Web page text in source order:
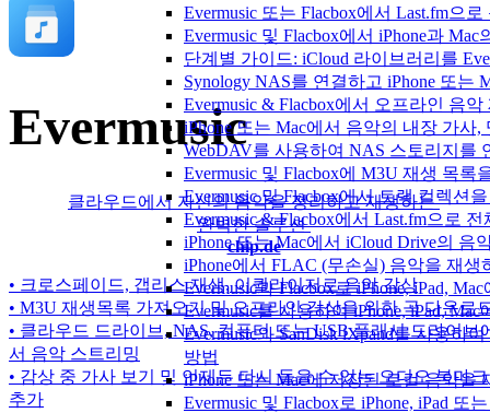
Evermusic 또는 Flacbox에서 Last.fm으
Evermusic 및 Flacbox에서 iPhone과
단계별 가이드: iCloud 라이브러리를
Synology NAS를 연결하고 iPhone 또는
Evermusic & Flacbox에서 오프라인 음
iPhone 또는 Mac에서 음악의 내장 가사
WebDAV를 사용하여 NAS 스토리지를
Evermusic 및 Flacbox에 M3U 재생 목록
Evermusic 및 Flacbox에서 트랙 컬렉션
Evermusic & Flacbox에서 Last.fm으로
iPhone 또는 Mac에서 iCloud Drive의 음
iPhone에서 FLAC (무손실) 음악을 재생
Evermusic과 Flacbox로 iPhone, iPad,
Evermusic를 사용하여 iPhone, iPad,
Evermusic와 SanDisk iXpand를 사용하
방법
iPhone 또는 Mac에 저장된 로컬 음악을
Evermusic 및 Flacbox로 iPhone, iPad
Evermusic
클라우드에서 자신의 음악을 정리하고 재생하는
완벽한 솔루션
chip.de
• 크로스페이드, 갭리스 재생, 이퀄라이저로 음악 감상
• M3U 재생목록 가져오기 및 오프라인 감상을 위한 곡 다운로
• 클라우드 드라이브, NAS, 컴퓨터 또는 USB 플래시 드라이브
서 음악 스트리밍
• 감상 중 가사 보기 및 언제든 다시 들을 수 있는 오디오 북마크
추가